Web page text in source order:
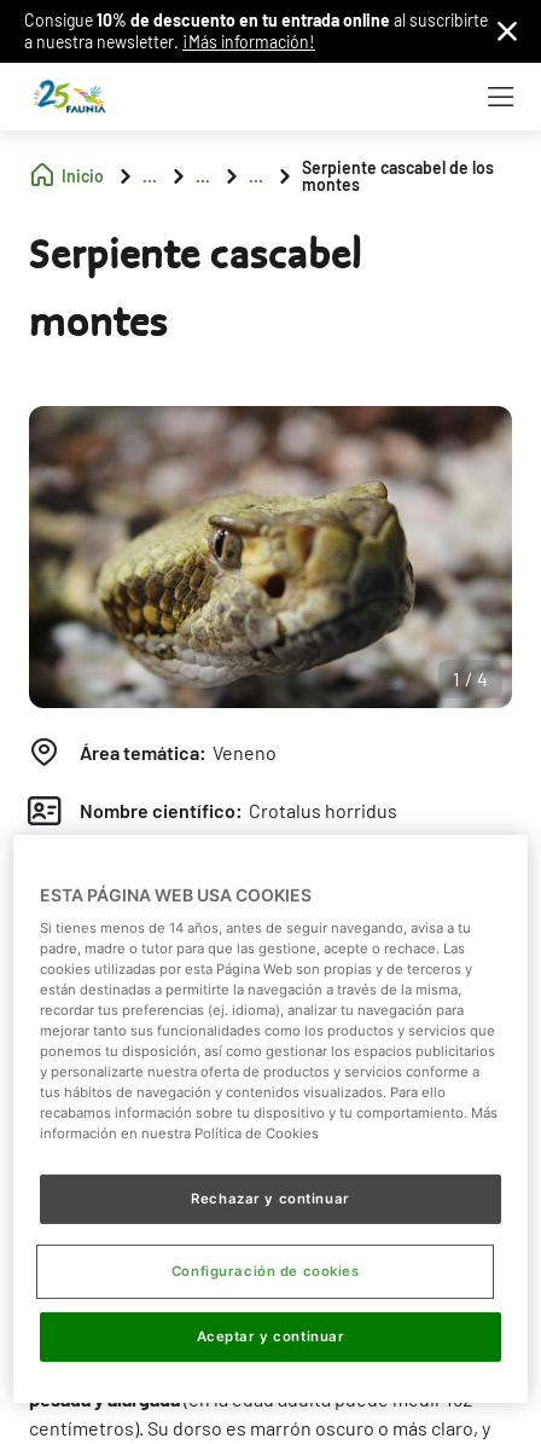
Consigue10% de descuento en tu entrada onlineal suscribirte
a nuestra newsletter. ¡Más información!
Inicio ... ... ...
Serpiente cascabel de los
montes
Serpiente cascabel
montes
1/4
Área temática: Veneno
Nombre científico: Crotalus horridus
Continente:América del Norte
Hábitat: Desierto
Dieta: Carnívoro
Peso:/
¿QUIÉN ES?
La serpiente Cascabel de los Montes escorpulenta,
pesada y alargada(en la edad adulta puede medir 152
centímetros). Su dorso es marrón oscuro o más claro, y
ESTA PÁGINA WEB USA COOKIES
Si tienes menos de 14 años, antes de seguir navegando, avisa a tu
padre, madre o tutor para que las gestione, acepte o rechace. Las
cookies utilizadas por esta Página Web son propias y de terceros y
están destinadas a permitirte la navegación a través de la misma,
recordar tus preferencias (ej. idioma), analizar tu navegación para
mejorar tanto sus funcionalidades como los productos y servicios que
ponemos tu disposición, así como gestionar los espacios publicitarios
y personalizarte nuestra oferta de productos y servicios conforme a
tus hábitos de navegación y contenidos visualizados. Para ello
recabamos información sobre tu dispositivo y tu comportamiento. Más
información en nuestra Política de Cookies
Rechazar y continuar
Aceptar y continuar
Configuración de cookies